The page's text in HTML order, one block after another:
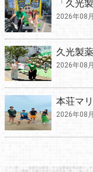
「久光
2026年08
久光製
2026年08
本荘マ
2026年08